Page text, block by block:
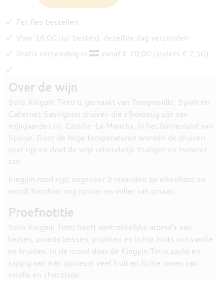
Per fles bestellen
Voor 16:00 uur besteld, dezelfde dag verzonden
Gratis verzending in
vanaf € 70,00 (anders € 7,50)
Over de wijn
Solis Kingpin Tinto is gemaakt van Tempranillo, Syrah en
Cabernet Sauvignon druiven die afkomstig zijn van
wijngaarden uit Castilla-La Mancha, in het binnenland van
Spanje. Door de hoge temperaturen worden de druiven
zeer rijp en doet de wijn uiteindelijk fruitiger en zwoeler
aan.
Kingpin rood rijpt ongeveer 3 maanden op eikenhout en
wordt hierdoor nog ronder en voller van smaak.
Proefnotitie
Solis Kingpin Tinto heeft aantrekkelijke aroma's van
kersen, zwarte bessen, pruimen en lichte hints van vanille
en kruiden. In de mond doet de Kingpin Tinto zacht en
sappig aan met opnieuw veel fruit en lichte tonen van
vanille en chocolade.